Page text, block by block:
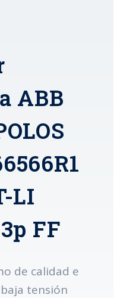
ABB
LI
FF
de calidad e
tensión